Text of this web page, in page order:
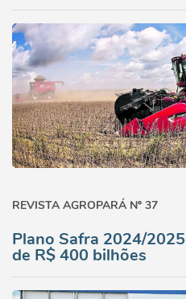
REVISTA AGROPARÁ Nº 37
Plano Safra 2024/
de R$ 400 bilhões